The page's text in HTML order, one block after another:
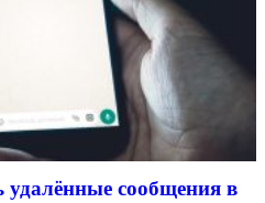
удалённые сообщения в